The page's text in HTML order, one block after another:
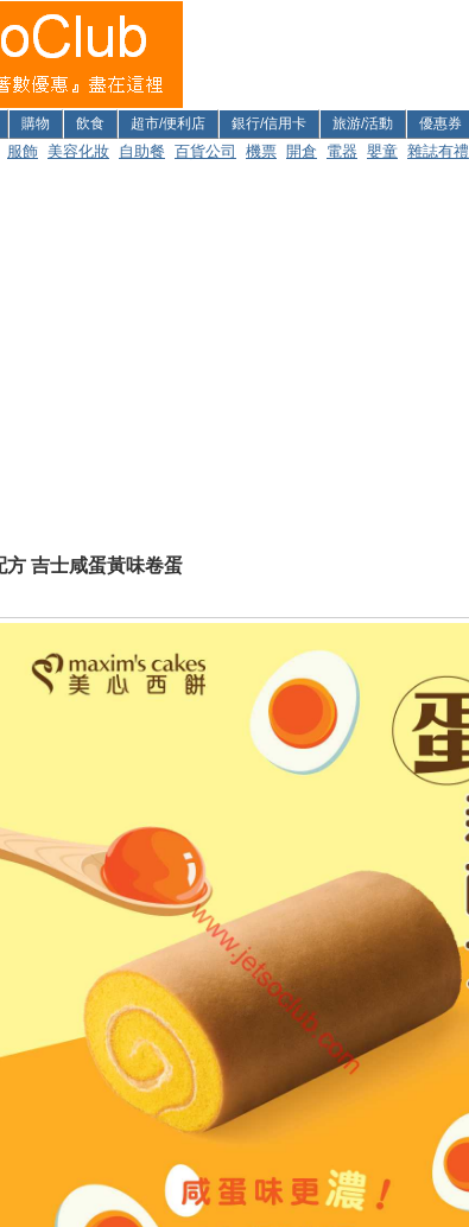
購物 飲食 超市/便利店 銀行/信用卡 旅游/活動 優惠券
服飾 美容化妝 自助餐 百貨公司 機票 開倉 電器 嬰童 雜誌有禮
方 吉士咸蛋黃味卷蛋